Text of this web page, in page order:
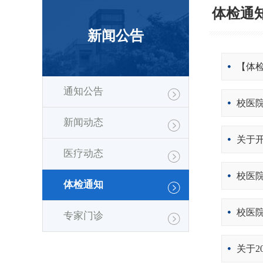
新闻公告
通知公告
新闻动态
医疗动态
体检通知
专家门诊
体检通